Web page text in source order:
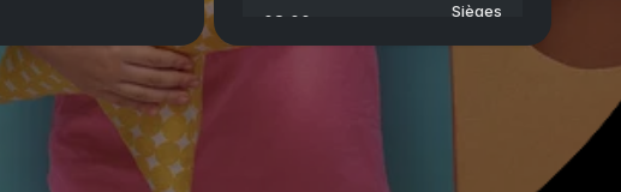
08:00
Sièges